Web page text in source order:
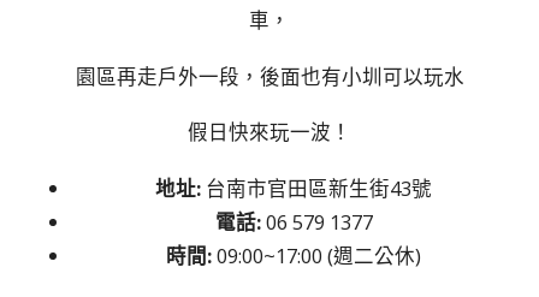
車，
園區再走戶外一段，後面也有小圳可以玩水
假日快來玩一波！
地址: 台南市官田區新生街43號
電話:06 579 1377
時間:09:00~17:00 (週二公休)